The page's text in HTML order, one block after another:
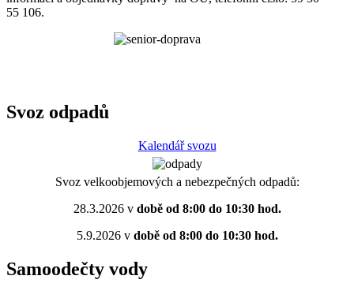
55 106.
Svoz odpadů
Kalendář svozu
Svoz velkoobjemových a nebezpečných odpadů:
28.3.2026 vdobě od 8:00 do 10:30 hod.
5.9.2026 vdobě od 8:00 do 10:30 hod.
Samoodečty vody